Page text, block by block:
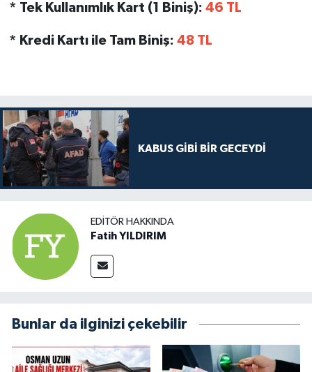
* Tek Kullanımlık Kart (1 Biniş): 46 TL
* Kredi Kartı ile Tam Biniş: 48 TL
KABUS GİBİ BİR GECEYDİ
EDITÖR HAKKINDA
Fatih YILDIRIM
Bunlar da ilginizi çekebilir